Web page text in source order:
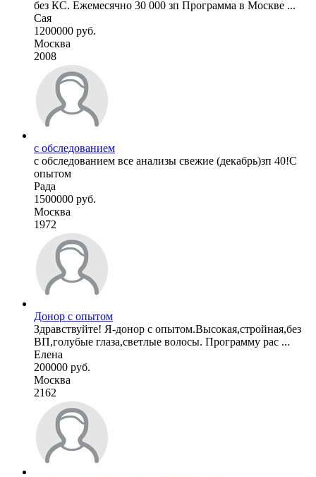
без КС. Ежемесячно 30 000 зп Программа в Москве ...
Сая
1200000 руб.
Москва
2008
с обследованием
с обследованием все анализы свежие (декабрь)зп 40!С
опытом
Рада
1500000 руб.
Москва
1972
Донор с опытом
Здравствуйте! Я-донор с опытом.Высокая,стройная,без
ВП,голубые глаза,светлые волосы. Программу рас ...
Елена
200000 руб.
Москва
2162